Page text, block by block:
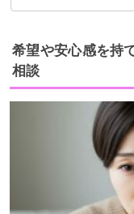
吉夢なら人に話さな
警告夢や凶夢の内容
希望や安心感を持
相談